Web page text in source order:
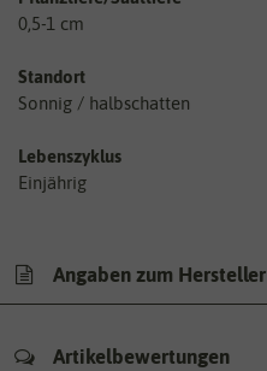
0,5-1 cm
Standort
Sonnig / halbschatten
Lebenszyklus
Einjährig
Angaben zum Hersteller
Artikelbewertungen